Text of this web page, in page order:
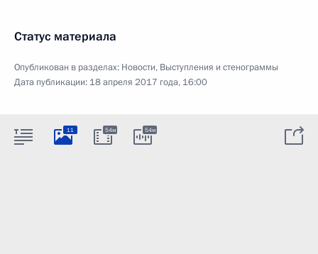
Статус материала
Опубликован в разделах: Новости, Выступления и стенограммы
Дата публикации: 18 апреля 2017 года, 16:00
11 54м 54м